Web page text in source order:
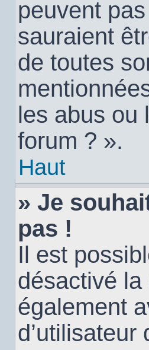
peuvent
sauraient
de toutes
les abus ou
forum ? ».
Haut
» Je
pas !
Il est
désactivé
également